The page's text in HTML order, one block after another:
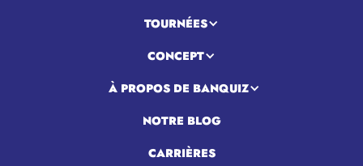
TOURNÉES
CONCEPT
À PROPOS DE BANQUIZ
NOTRE BLOG
CARRIÈRES